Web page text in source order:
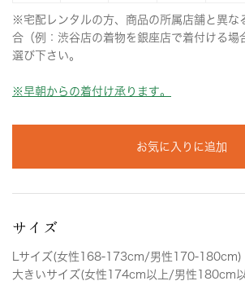
※宅配レンタルの方、商品の所属店舗と異な
合（例：渋谷店の着物を銀座店で着付ける場
選び下さい。
※早朝からの着付け承ります。
お気に入りに追加
サイズ
Lサイズ(女性168-173cm/男性170-180cm)
大きいサイズ(女性174cm以上/男性180cm